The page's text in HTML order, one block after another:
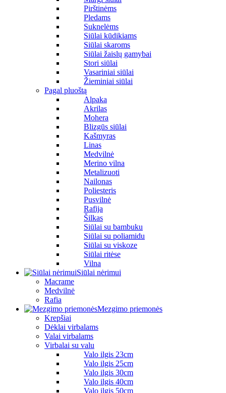
Pirštinėms
Pledams
Suknelėms
Siūlai kūdikiams
Siūlai skaroms
Siūlai žaislų gamybai
Stori siūlai
Vasariniai siūlai
Žieminiai siūlai
Pagal pluoštą
Alpaka
Akrilas
Mohera
Blizgūs siūlai
Kašmyras
Linas
Medvilnė
Merino vilna
Metalizuoti
Nailonas
Poliesteris
Pusvilnė
Rafija
Šilkas
Siūlai su bambuku
Siūlai su poliamidu
Siūlai su viskoze
Siūlai ritėse
Vilna
Siūlai nėrimui
Macrame
Medvilnė
Rafia
Mezgimo priemonės
Krepšiai
Dėklai virbalams
Valai virbalams
Virbalai su valu
Valo ilgis 23cm
Valo ilgis 25cm
Valo ilgis 30cm
Valo ilgis 40cm
Valo ilgis 50cm